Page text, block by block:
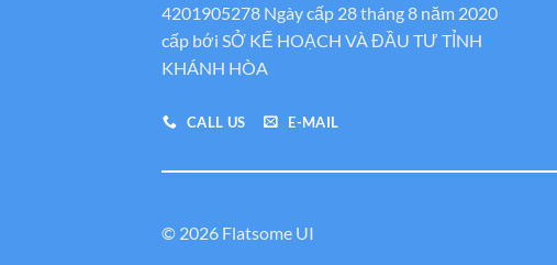
4201905278 Ngày cấp 28 tháng 8 năm 2020
cấp bới SỞ KẾ HOẠCH VÀ ĐẦU TƯ TỈNH
KHÁNH HÒA
CALL US E-MAIL
© 2026 Flatsome UI